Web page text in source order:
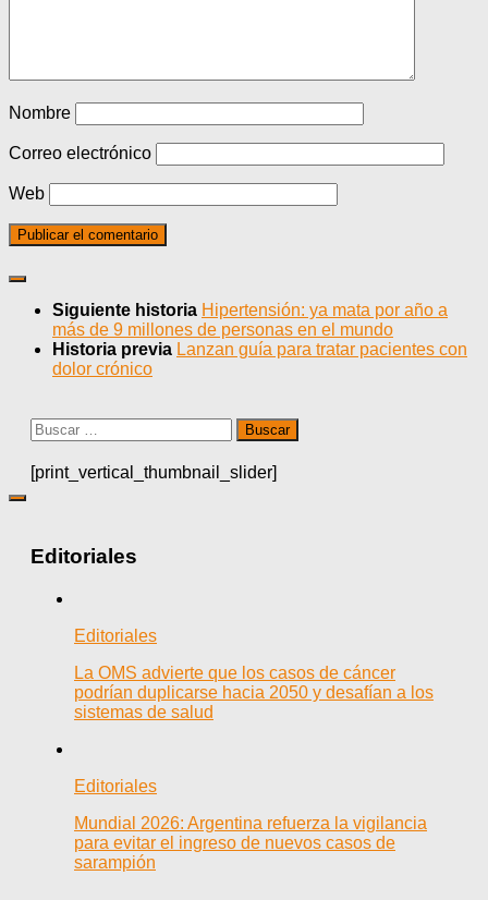
Nombre
Correo electrónico
Web
Siguiente historia Hipertensión: ya mata por año a
más de 9 millones de personas en el mundo
Historia previa Lanzan guía para tratar pacientes con
dolor crónico
Buscar:
[print_vertical_thumbnail_slider]
Editoriales
Editoriales
La OMS advierte que los casos de cáncer
podrían duplicarse hacia 2050 y desafían a los
sistemas de salud
Editoriales
Mundial 2026: Argentina refuerza la vigilancia
para evitar el ingreso de nuevos casos de
sarampión